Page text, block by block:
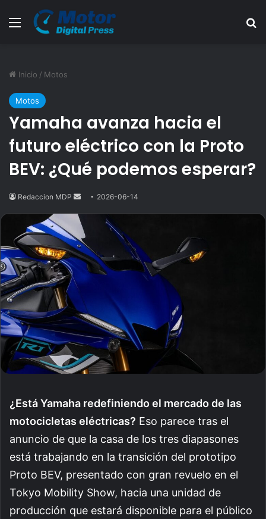
Menú
Inicio / Motos
Motos
Yamaha avanza hacia el
futuro eléctrico con la Proto
BEV: ¿Qué podemos esperar?
Redaccion MDP
Send
email
2026-06-14
¿Está Yamaha redefiniendo el mercado de las
motocicletas eléctricas? Eso parece tras el
anuncio de que la casa de los tres diapasones
está trabajando en la transición del prototipo
Proto BEV, presentado con gran revuelo en el
Tokyo Mobility Show, hacia una unidad de
producción que estará disponible para el público